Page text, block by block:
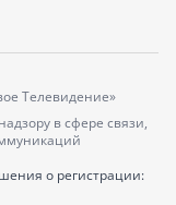
Телевидение»
в сфере связи,
о регистрации: